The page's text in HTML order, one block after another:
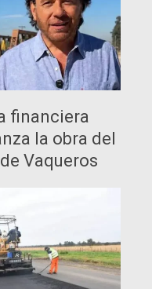
financiera
la obra del
Vaqueros